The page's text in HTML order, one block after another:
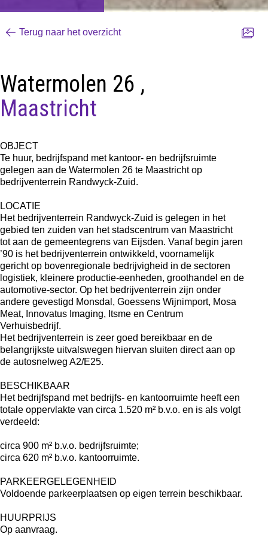
Terug naar het overzicht
Watermolen 26 ,
Maastricht
OBJECT
Te huur, bedrijfspand met kantoor- en bedrijfsruimte
gelegen aan de Watermolen 26 te Maastricht op
bedrijventerrein Randwyck-Zuid.
LOCATIE
Het bedrijventerrein Randwyck-Zuid is gelegen in het
gebied ten zuiden van het stadscentrum van Maastricht
tot aan de gemeentegrens van Eijsden. Vanaf begin jaren
’90 is het bedrijventerrein ontwikkeld, voornamelijk
gericht op bovenregionale bedrijvigheid in de sectoren
logistiek, kleinere productie-eenheden, groothandel en de
automotive-sector. Op het bedrijventerrein zijn onder
andere gevestigd Monsdal, Goessens Wijnimport, Mosa
Meat, Innovatus Imaging, Itsme en Centrum
Verhuisbedrijf.
Het bedrijventerrein is zeer goed bereikbaar en de
belangrijkste uitvalswegen hiervan sluiten direct aan op
de autosnelweg A2/E25.
BESCHIKBAAR
Het bedrijfspand met bedrijfs- en kantoorruimte heeft een
totale oppervlakte van circa 1.520 m² b.v.o. en is als volgt
verdeeld:
circa 900 m² b.v.o. bedrijfsruimte;
circa 620 m² b.v.o. kantoorruimte.
PARKEERGELEGENHEID
Voldoende parkeerplaatsen op eigen terrein beschikbaar.
HUURPRIJS
Op aanvraag.